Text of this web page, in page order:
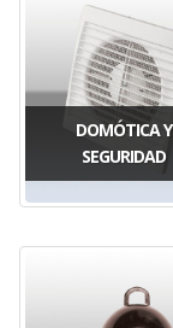
DOMÓTICA Y
SEGURIDAD